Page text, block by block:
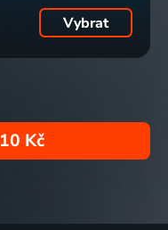
Vybrat
10 Kč